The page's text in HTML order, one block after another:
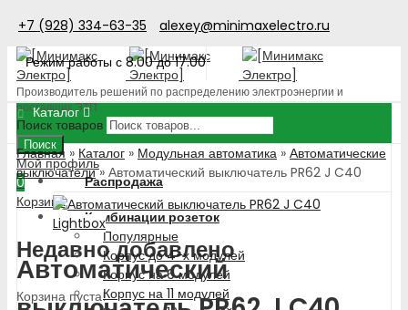
+7 (928) 334-63-35
alexey@minimaxelectro.ru
Режим работы с 8.00 до 17.00
Производитель решений по распределению электроэнергии и
поставщик ЭТП
Поиск товаров
Поиск
Мой профиль
0
Корзина
Недавно добавлено
Корзина пуста!
Каталог
Распродажа
Комбинации розеток
Популярные
Корпус до 4-х модулей
Корпус на 6 модулей
Корпус на 11 модулей
Главная » Каталог » Модульная автоматика » Автоматические
выключатели» Автоматический выключатель PR62 J C40
Lightbox
Автоматический